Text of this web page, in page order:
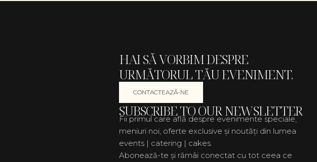
HAI SĂ VORBIM DESPRE
URMĂTORUL TĂU EVENIMENT.
CONTACTEAZĂ-NE
SUBSCRIBE TO OUR NEWSLETTER
Fii primul care află despre evenimente speciale,
meniuri noi, oferte exclusive și noutăți din lumea
events | catering | cakes.
Abonează-te și rămâi conectat cu tot ceea ce